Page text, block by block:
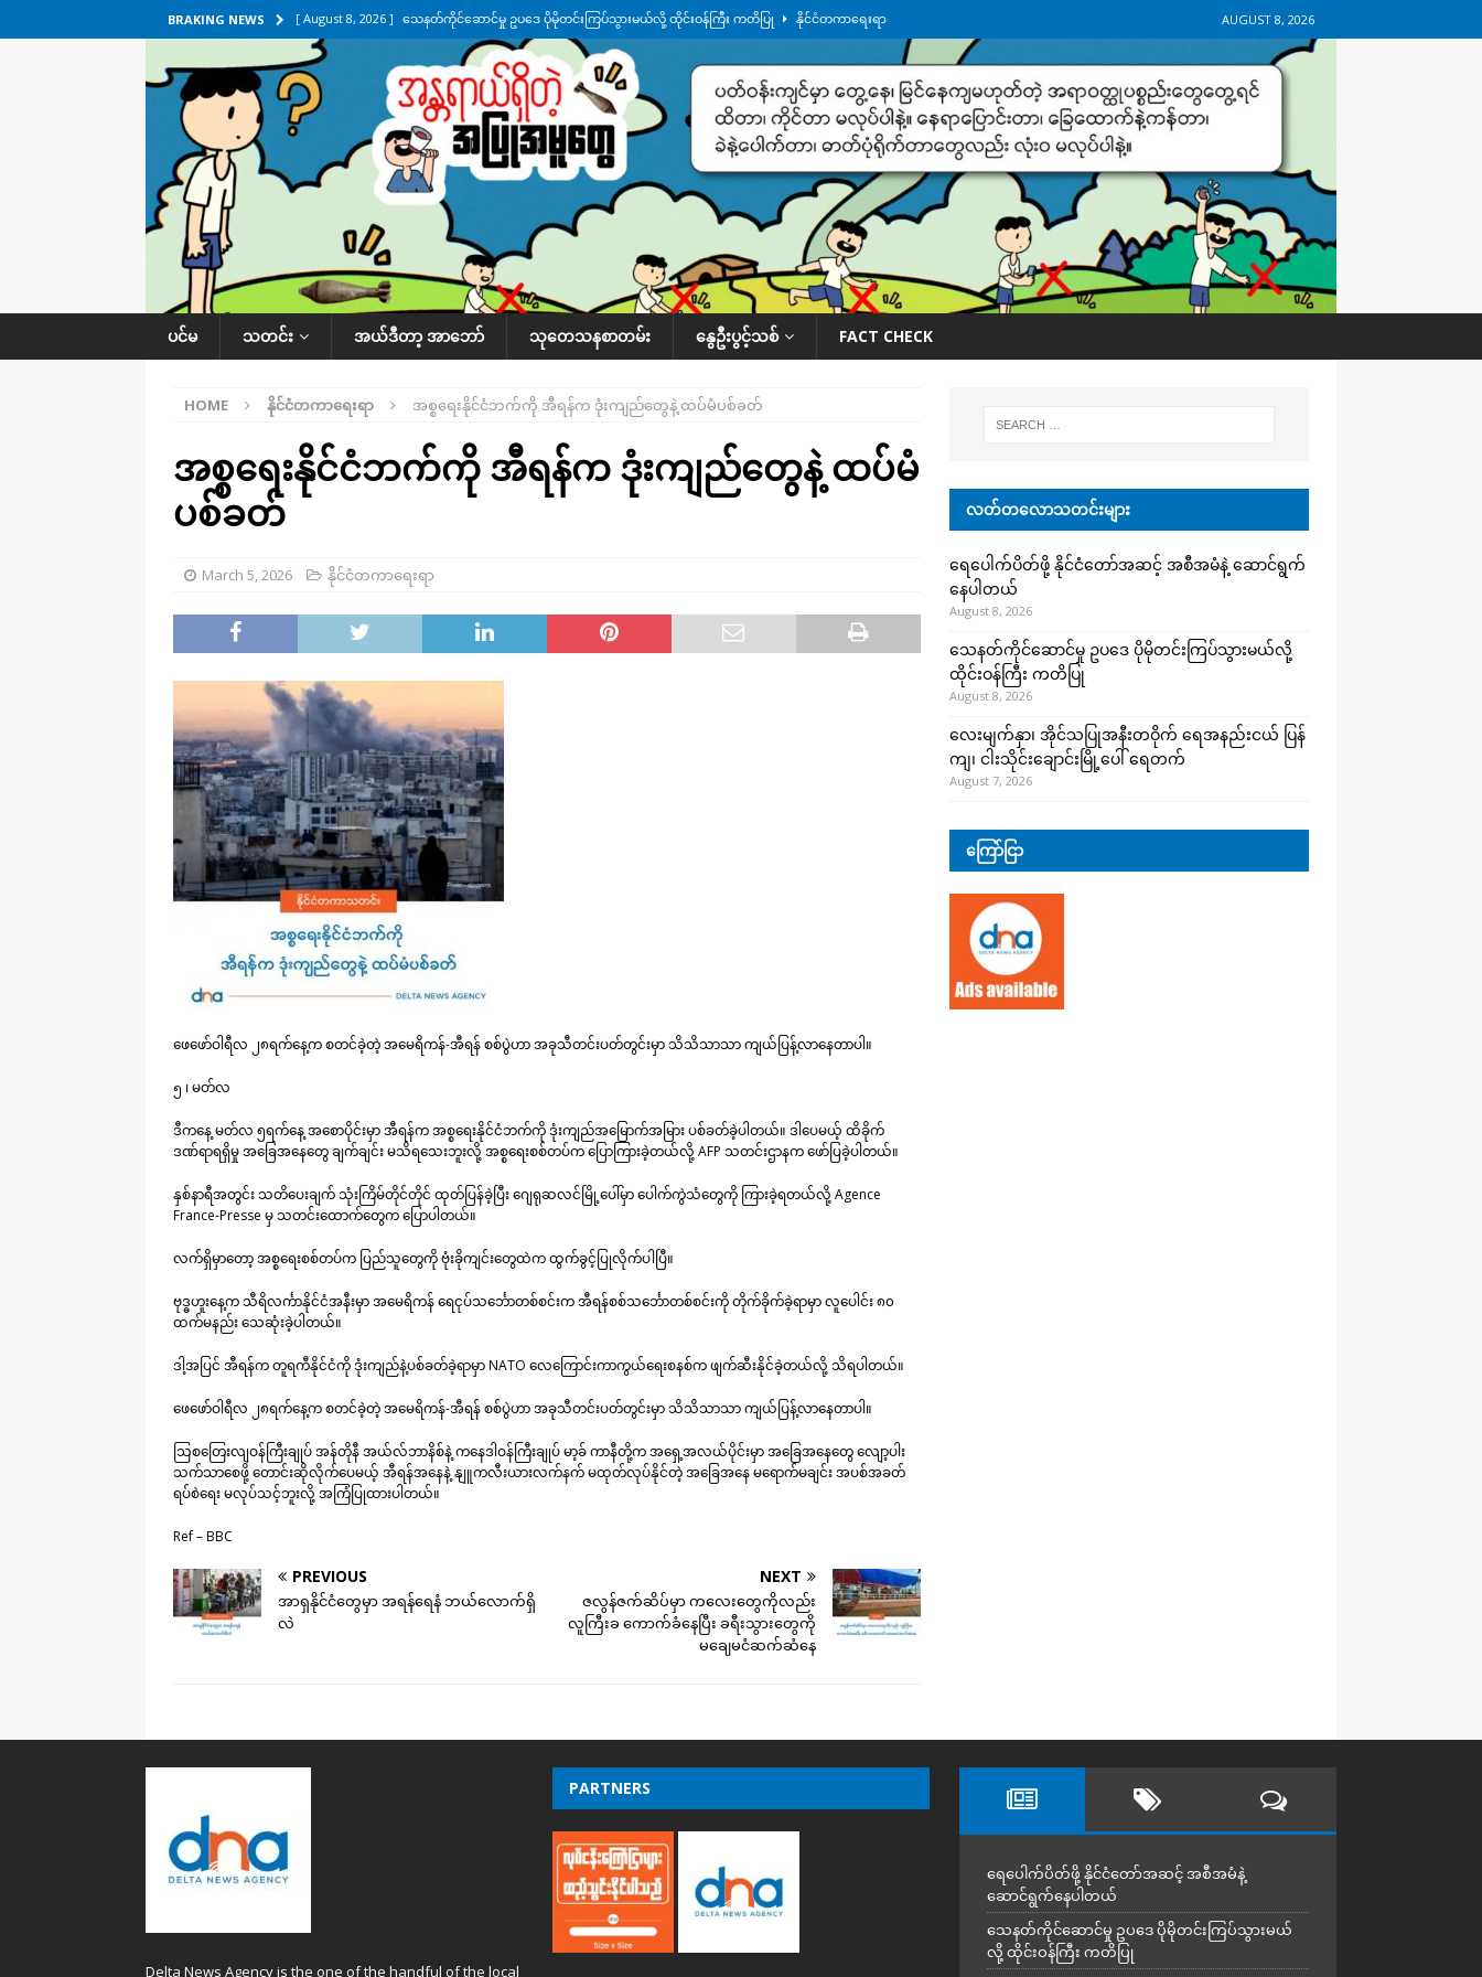
BRAKING NEWS [ August 8, 2026 ] သေနတ်ကိုင်ဆောင်မှု ဥပဒေ ပိုမိုတင်းကြပ်သွားမယ်လို့ ထိုင်းဝန်ကြီး ကတိပြု နိုင်ငံတကာရေးရာ
[ August 7, 2026 ] လေးမျက်နှာ၊ အိုင်သပြုအနီးတဝိုက် ရေအနည်းငယ် ပြန်ကျ၊ ငါးသိုင်းချောင်းမြို့ပေါ် ရေတက်
ဒေသအလိုက် သတင်းကဏ္ဍ
[ August 7, 2026 ] ရန်ကုန်မြစ်အတွင်း ထူးကဲဒီရေ အ​မြင့် ၂၁ ပေကျော်အထိ တက်မယ်လို့ သတိပေး ဒေသအလိုက်
သတင်းကဏ္ဍ
[ August 7, 2026 ] လွှတ်တော်ကို ရောက်လာတဲ့ ဦးမင်အောင်လှိုင်ကို ထိုင်းလွှတ်တော်အမတ် အော်ဟစ်ဆန္ဒပြ
UNCATEGORIZED
[ August 8, 2026 ] ရေပေါက်ပိတ်ဖို့ နိုင်ငံတော်အဆင့် အစီအမံနဲ့ ဆောင်ရွက်နေပါတယ် ဆောင်းပါး
AUGUST 8, 2026
ပင်မ သတင်း အယ်ဒီတာ့ အာဘော် သုတေသနစာတမ်း နွေဦးပွင့်သစ် FACT CHECK
HOME နိုင်ငံတကာရေးရာ အစ္စရေးနိုင်ငံဘက်ကို အီရန်က ဒုံးကျည်တွေနဲ့ ထပ်မံပစ်ခတ်
အစ္စရေးနိုင်ငံဘက်ကို အီရန်က ဒုံးကျည်တွေနဲ့ ထပ်မံ
ပစ်ခတ်
March 5, 2026 နိုင်ငံတကာရေးရာ
ဖေဖော်ဝါရီလ ၂၈ရက်နေ့က စတင်ခဲ့တဲ့ အမေရိကန်-အီရန် စစ်ပွဲဟာ အခုသီတင်းပတ်တွင်းမှာ သိသိသာသာ ကျယ်ပြန့်လာနေတာပါ။
၅ ၊ မတ်လ
ဒီကနေ့ မတ်လ ၅ရက်နေ့ အစောပိုင်းမှာ အီရန်က အစ္စရေးနိုင်ငံဘက်ကို ဒုံးကျည်အမြောက်အမြား ပစ်ခတ်ခဲ့ပါတယ်။ ဒါပေမယ့် ထိခိုက်
ဒဏ်ရာရရှိမှု အခြေအနေတွေ ချက်ချင်း မသိရသေးဘူးလို့ အစ္စရေးစစ်တပ်က ပြောကြားခဲ့တယ်လို့ AFP သတင်းဌာနက ဖော်ပြခဲ့ပါတယ်။
နှစ်နာရီအတွင်း သတိပေးချက် သုံးကြိမ်တိုင်တိုင် ထုတ်ပြန်ခဲ့ပြီး ဂျေရုဆလင်မြို့ပေါ်မှာ ပေါက်ကွဲသံတွေကို ကြားခဲ့ရတယ်လို့ Agence
France-Presse မှ သတင်းထောက်တွေက ပြောပါတယ်။
လက်ရှိမှာတော့ အစ္စရေးစစ်တပ်က ပြည်သူတွေကို ဗုံးခိုကျင်းတွေထဲက ထွက်ခွင့်ပြုလိုက်ပါပြီ။
ဗုဒ္ဓဟူးနေ့က သီရိလင်္ကာနိုင်ငံအနီးမှာ အမေရိကန် ရေငုပ်သင်္ဘောတစ်စင်းက အီရန်စစ်သင်္ဘောတစ်စင်းကို တိုက်ခိုက်ခဲ့ရာမှာ လူပေါင်း ၈၀
ထက်မနည်း သေဆုံးခဲ့ပါတယ်။
ဒါ့အပြင် အီရန်က တူရကီနိုင်ငံကို ဒုံးကျည်နဲ့ပစ်ခတ်ခဲ့ရာမှာ NATO လေကြောင်းကာကွယ်ရေးစနစ်က ဖျက်ဆီးနိုင်ခဲ့တယ်လို့ သိရပါတယ်။
ဖေဖော်ဝါရီလ ၂၈ရက်နေ့က စတင်ခဲ့တဲ့ အမေရိကန်-အီရန် စစ်ပွဲဟာ အခုသီတင်းပတ်တွင်းမှာ သိသိသာသာ ကျယ်ပြန့်လာနေတာပါ။
သြစတြေးလျဝန်ကြီးချုပ် အန်တိုနီ အယ်လ်ဘာနိစ်နဲ့ ကနေဒါဝန်ကြီးချုပ် မာ့ခ် ကာနီတို့က အရှေ့အလယ်ပိုင်းမှာ အခြေအနေတွေ လျော့ပါး
သက်သာစေဖို့ တောင်းဆိုလိုက်ပေမယ့် အီရန်အနေနဲ့ နျူကလီးယားလက်နက် မထုတ်လုပ်နိုင်တဲ့ အခြေအနေ မရောက်မချင်း အပစ်အခတ်
ရပ်စဲရေး မလုပ်သင့်ဘူးလို့ အကြံပြုထားပါတယ်။
Ref – BBC
PREVIOUS
အာရှနိုင်ငံတွေမှာ အရန်ရေနံ ဘယ်လောက်ရှိ
လဲ
NEXT
ဇလွန်ဇက်ဆိပ်မှာ ကလေးတွေကိုလည်း
လူကြီးခ ကောက်ခံနေပြီး ခရီးသွားတွေကို
မချေမငံဆက်ဆံနေ
လတ်တလောသတင်းများ
ရေပေါက်ပိတ်ဖို့ နိုင်ငံတော်အဆင့် အစီအမံနဲ့ ဆောင်ရွက်
နေပါတယ်
August 8, 2026
သေနတ်ကိုင်ဆောင်မှု ဥပဒေ ပိုမိုတင်းကြပ်သွားမယ်လို့
ထိုင်းဝန်ကြီး ကတိပြု
August 8, 2026
လေးမျက်နှာ၊ အိုင်သပြုအနီးတဝိုက် ရေအနည်းငယ် ပြန်
ကျ၊ ငါးသိုင်းချောင်းမြို့ပေါ် ရေတက်
August 7, 2026
ကြော်ငြာ
Delta News Agency is the one of the handful of the local
PARTNERS
ရေပေါက်ပိတ်ဖို့ နိုင်ငံတော်အဆင့် အစီအမံနဲ့
ဆောင်ရွက်နေပါတယ်
သေနတ်ကိုင်ဆောင်မှု ဥပဒေ ပိုမိုတင်းကြပ်သွားမယ်
လို့ ထိုင်းဝန်ကြီး ကတိပြု